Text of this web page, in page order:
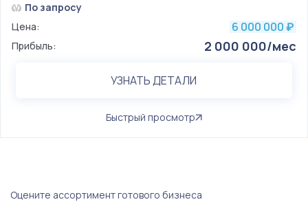
По запросу
Цена:
6 000 000 ₽
Прибыль: 2 000 000/мес
УЗНАТЬ ДЕТАЛИ
Быстрый просмотр
Оцените ассортимент готового бизнеса